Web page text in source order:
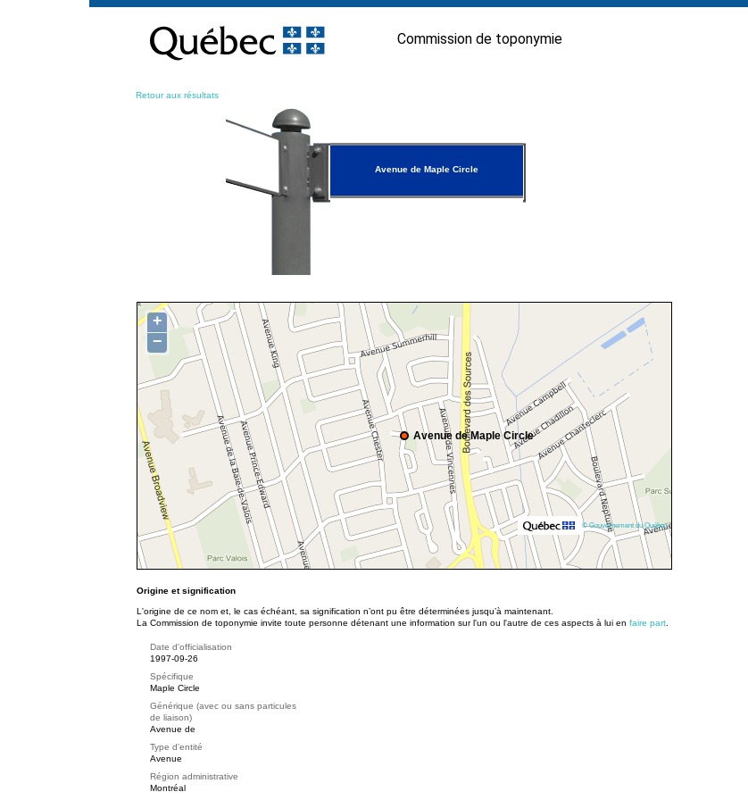
contenu
Commission de toponymie
Retour aux résultats
Avenue de Maple Circle
Avenue de Maple Circle
+
−
© Gouvernement du Québec
Origine et signification
L'origine de ce nom et, le cas échéant, sa signification n’ont pu être déterminées jusqu’à maintenant.
La Commission de toponymie invite toute personne détenant une information sur l'un ou l'autre de ces aspects à lui en faire part
Date d'officialisation
1997-09-26
Spécifique
Maple Circle
Générique (avec ou sans particules
de liaison)
Avenue de
Type d'entité
Avenue
Région administrative
Montréal